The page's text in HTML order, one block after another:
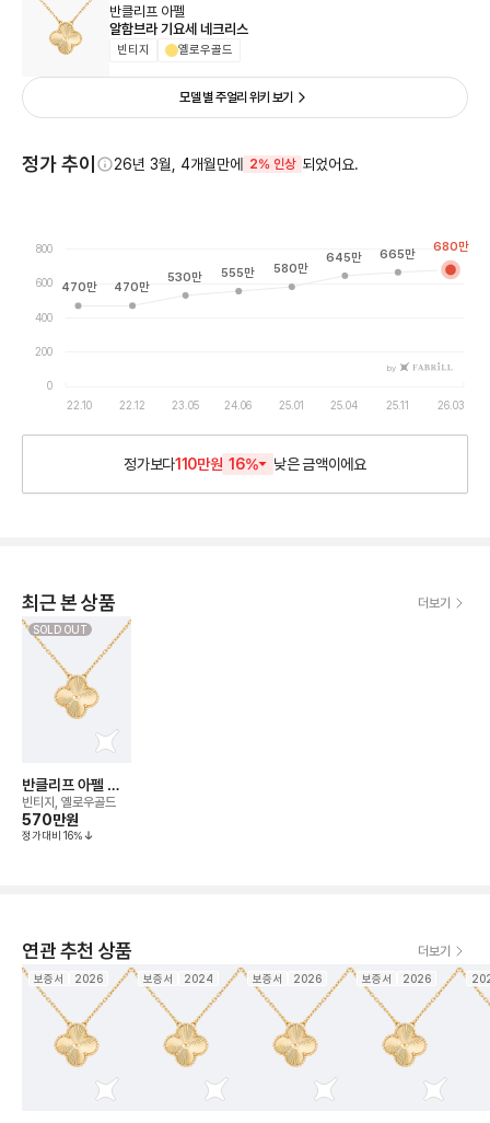
반클리프 아펠
알함브라 기요세 네크리스
빈티지 옐로우골드
모델 별 주얼리 위키 보기
정가 추이 26년 3월, 4개월만에 2% 인상 되었어요.
0
200
400
600
800
22.10 22.12 23.05 24.06 25.01 25.04 25.11 26.03
by
470만 470만
530만 555만 580만
645만 665만 680만
정가보다110만원 16% 낮은금액이에요
최근 본 상품 더보기
SOLD OUT
반클리프 아펠 알
함브라 기요세 네
크리스
빈티지, 옐로우골드
570만원
정가대비 16%
연관 추천 상품 더보기
보증서 2026 보증서 2024 보증서 2026 보증서 2026